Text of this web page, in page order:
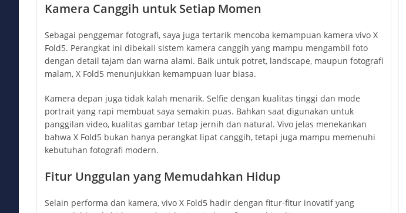
Kamera Canggih untuk Setiap Momen
Sebagai penggemar fotografi, saya juga tertarik mencoba kemampuan kamera vivo X
Fold5. Perangkat ini dibekali sistem kamera canggih yang mampu mengambil foto
dengan detail tajam dan warna alami. Baik untuk potret, landscape, maupun fotografi
malam, X Fold5 menunjukkan kemampuan luar biasa.
Kamera depan juga tidak kalah menarik. Selfie dengan kualitas tinggi dan mode
portrait yang rapi membuat saya semakin puas. Bahkan saat digunakan untuk
panggilan video, kualitas gambar tetap jernih dan natural. Vivo jelas menekankan
bahwa X Fold5 bukan hanya perangkat lipat canggih, tetapi juga mampu memenuhi
kebutuhan fotografi modern.
Fitur Unggulan yang Memudahkan Hidup
Selain performa dan kamera, vivo X Fold5 hadir dengan fitur-fitur inovatif yang